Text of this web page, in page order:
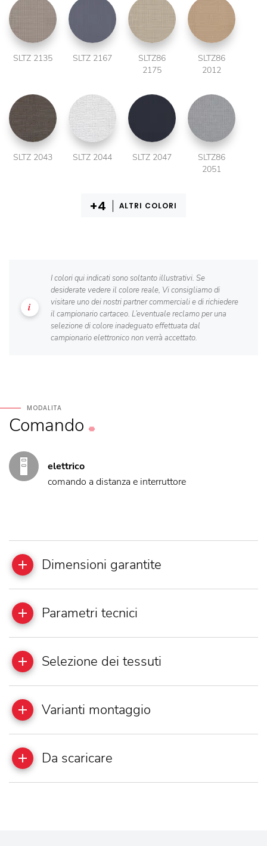
SLTZ 2135 SLTZ 2167
SLTZ86
2175
SLTZ86
2012
SLTZ 2043 SLTZ 2044 SLTZ 2047
SLTZ86
2051
ALTRI COLORI
I colori qui indicati sono soltanto illustrativi. Se
desiderate vedere il colore reale, Vi consigliamo di
visitare uno dei nostri partner commerciali e di richiedere
il campionario cartaceo. L’eventuale reclamo per una
selezione di colore inadeguato effettuata dal
campionario elettronico non verrà accettato.
MODALITA
Comando
elettrico
comando a distanza e interruttore
Dimensioni garantite
Parametri tecnici
Selezione dei tessuti
Varianti montaggio
Da scaricare